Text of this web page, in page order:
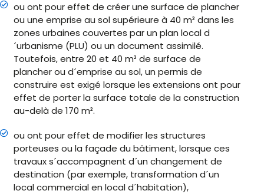
ou ont pour effet de créer une surface de plancher
ou une emprise au sol supérieure à 40 m² dans les
zones urbaines couvertes par un plan local d
´urbanisme (PLU) ou un document assimilé.
Toutefois, entre 20 et 40 m² de surface de
plancher ou d´emprise au sol, un permis de
construire est exigé lorsque les extensions ont pour
effet de porter la surface totale de la construction
au-delà de 170 m².
ou ont pour effet de modifier les structures
porteuses ou la façade du bâtiment, lorsque ces
travaux s´accompagnent d´un changement de
destination (par exemple, transformation d´un
local commercial en local d´habitation),